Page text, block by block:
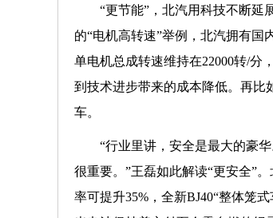
“更节能”，北汽用科技不断延
的“电机高转速”举例，北汽拥有
单电机总成转速维持在22000转/分
到技术进步带来的成本降低。再比
车。
“行业里讲，安全是最大的豪
很重要。”王磊如此解读“更安全”
率可提升35%，全新BJ40“整体笼